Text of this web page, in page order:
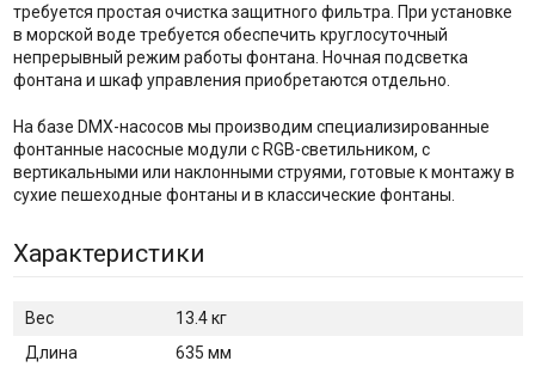
требуется простая очистка защитного фильтра. При установке
в морской воде требуется обеспечить круглосуточный
непрерывный режим работы фонтана. Ночная подсветка
фонтана и шкаф управления приобретаются отдельно.
На базе DMX-насосов мы производим специализированные
фонтанные насосные модули с RGB-светильником, с
вертикальными или наклонными струями, готовые к монтажу в
сухие пешеходные фонтаны и в классические фонтаны.
Характеристики
Вес
13.4 кг
Длина
635 мм